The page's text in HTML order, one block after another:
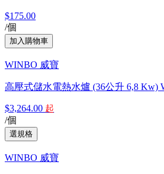
$175.00
/個
WINBO 威寶
高壓式儲水電熱水爐 (36公升 6,8 Kw)
$3,264.00 起
/個
WINBO 威寶